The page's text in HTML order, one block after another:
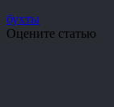
бухты
Оцените статью